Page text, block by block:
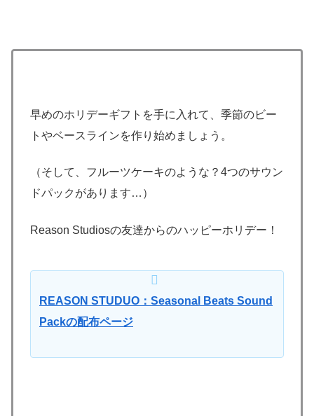
早めのホリデーギフトを手に入れて、季節のビー
トやベースラインを作り始めましょう。
（そして、フルーツケーキのような？4つのサウン
ドパックがあります…）
Reason Studiosの友達からのハッピーホリデー！
REASON STUDUO：Seasonal Beats Sound
Packの配布ページ